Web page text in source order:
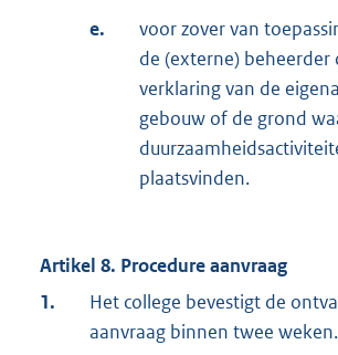
e.
voor zover van
de (externe)
verklaring van de
gebouw of de grond
plaatsvinden.
Artikel 8. Procedure aanvraag
1.
Het college bevestigt de
aanvraag binnen twee weken.